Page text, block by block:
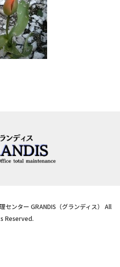
ンター GRANDIS（グランディス） All
Reserved.